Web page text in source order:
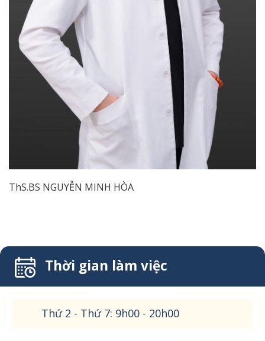
ThS.BS NGUYỄN MINH HÒA
Thời gian làm việc
Thứ 2 - Thứ 7: 9h00 - 20h00